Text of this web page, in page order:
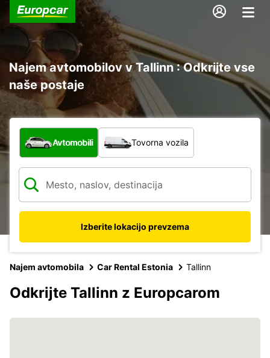
Najem avtomobilov v Tallinn : Odkrijte vse
naše postaje
Katera vrsta vozila?
Avtomobili Tovorna vozila
Izberite lokacijo prevzema
Najem avtomobila Car Rental Estonia Tallinn
Odkrijte Tallinn z Europcarom